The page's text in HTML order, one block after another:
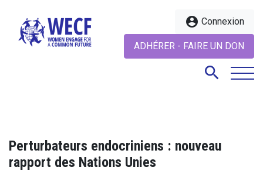
account_circle Connexion
ADHÉRER - FAIRE UN DON
search
Perturbateurs endocriniens : nouveau
rapport des Nations Unies